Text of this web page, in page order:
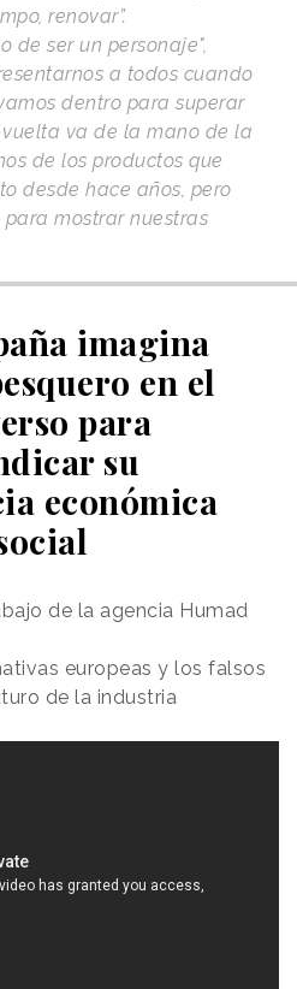
renovar”.
de ser un personaje",
a todos cuando
dentro para superar
va de la mano de la
de los productos que
desde hace años, pero
mostrar nuestras
imagina
en el
para
su
económica
de la agencia Humad
europeas y los falsos
de la industria